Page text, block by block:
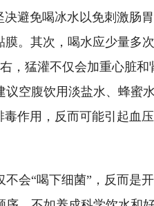
避免喝冰水以免刺激肠
。其次，喝水应少量多
，猛灌不仅会加重心脏和
议空腹饮用淡盐水、蜂蜜
毒作用，反而可能引起血
不会“喝下细菌”，反而是